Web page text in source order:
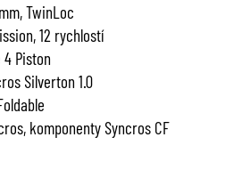
TwinLoc
12 rychlostí
4 Piston
Silverton 1.0
komponenty Syncros CF